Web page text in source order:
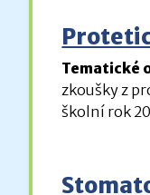
Tematické
zkoušky z
školní rok